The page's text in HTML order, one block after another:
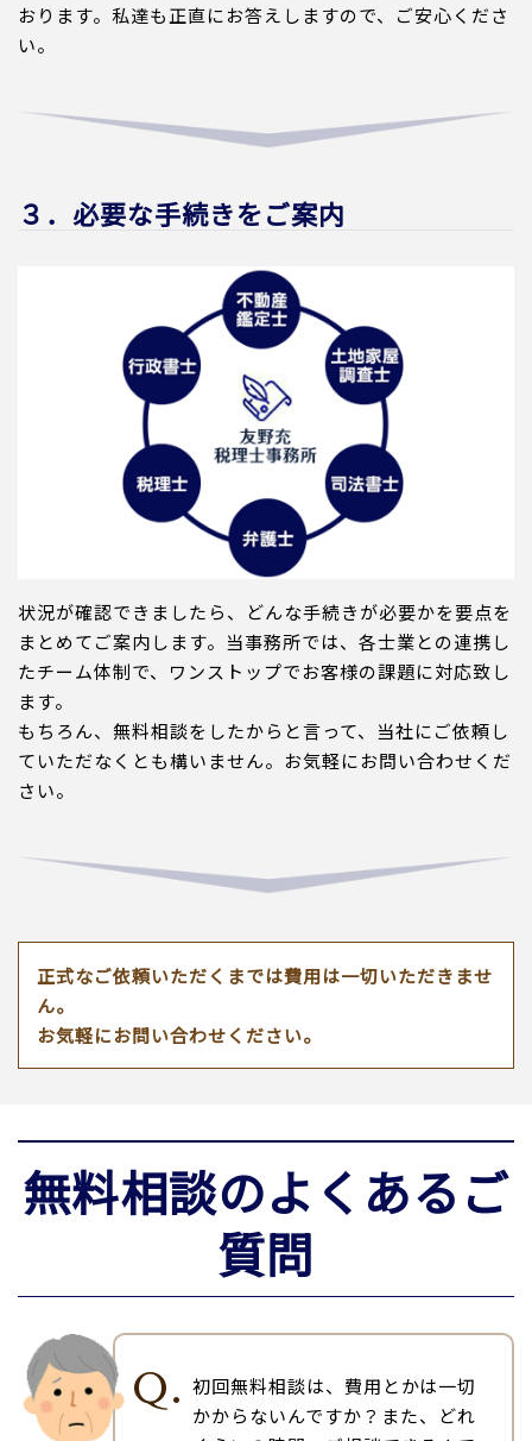
おります。私達も正直にお答えしますので、ご安心くださ
い。
３．必要な手続きをご案内
状況が確認できましたら、どんな手続きが必要かを要点を
まとめてご案内します。当事務所では、各士業との連携し
たチーム体制で、ワンストップでお客様の課題に対応致し
ます。
もちろん、無料相談をしたからと言って、当社にご依頼し
ていただなくとも構いません。お気軽にお問い合わせくだ
さい。
正式なご依頼いただくまでは費用は一切いただきませ
ん。
お気軽にお問い合わせください。
無料相談のよくあるご
質問
Q. 初回無料相談は、費用とかは一切
かからないんですか？また、どれ